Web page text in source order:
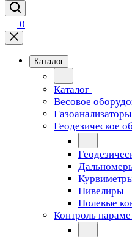
0
Каталог
Каталог
Весовое
Газоанализаторы
Геодезическое
Нивелиры
Полевые
Контроль